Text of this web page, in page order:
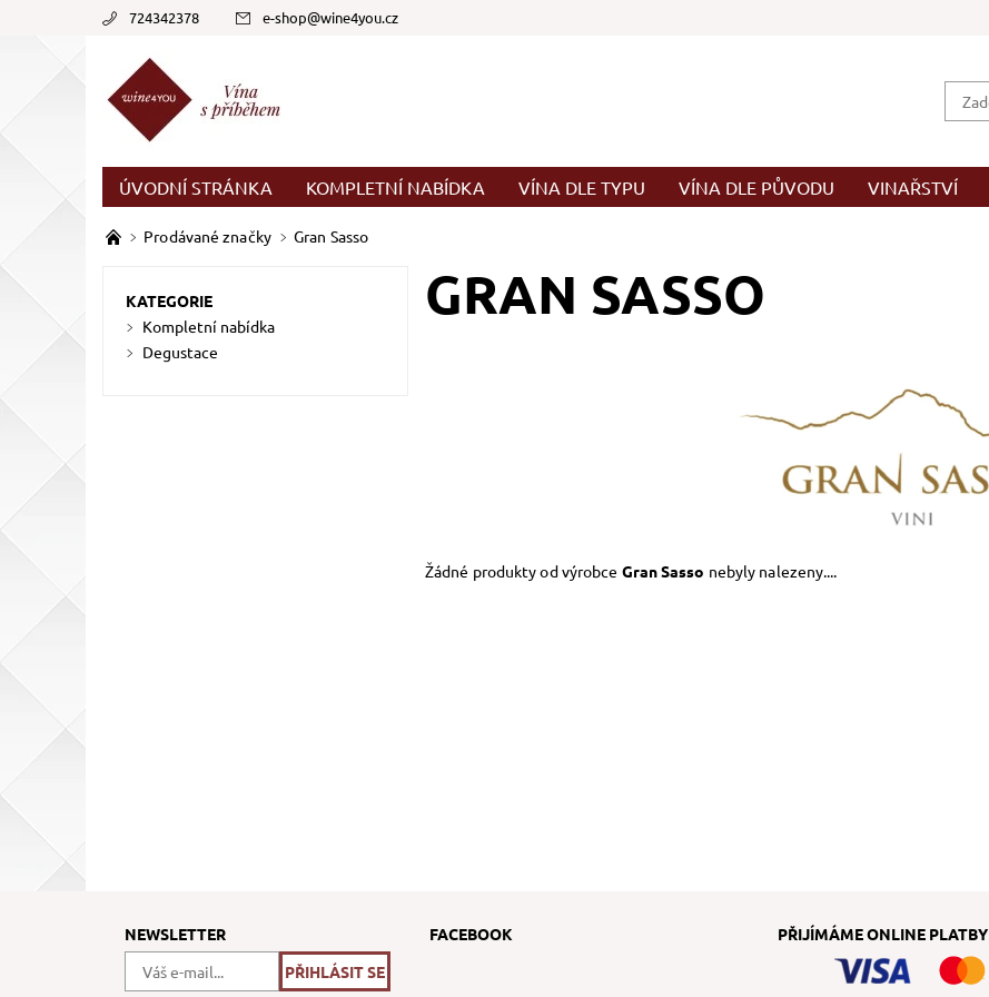
724342378 e-shop@wine4you.cz
ÚVODNÍ STRÁNKA KOMPLETNÍ NABÍDKA VÍNA DLE TYPU VÍNA DLE PŮVODU VINAŘSTVÍ
Prodávané značky Gran Sasso
GRAN SASSO
Žádné produkty od výrobce Gran Sasso nebyly nalezeny....
KATEGORIE
Kompletní nabídka
Degustace
NEWSLETTER FACEBOOK PŘIJÍMÁME ONLINE PLATBY